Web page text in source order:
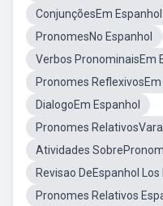
ConjunçõesEm Espanhol
PronomesNo Espanhol
Verbos PronominaisEm
Pronomes ReflexivosEm
DialogoEm Espanhol
Pronomes
Atividades
Revisao DeEspanhol
Pronomes Relativos